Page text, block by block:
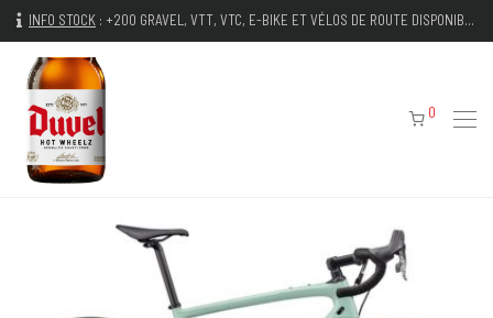
INFO STOCK : +200 GRAVEL, VTT, VTC, E-BIKE ET VÉLOS DE ROUTE DISPONIBLES IMMÉDIATEMENT
0